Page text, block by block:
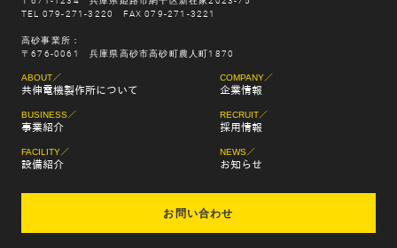
TEL 079-271-3220 FAX 079-271-3221
高砂事業所：
〒676-0061 兵庫県高砂市高砂町農人町1870
ABOUT／
共伸電機製作所について
COMPANY／
企業情報
BUSINESS／
事業紹介
RECRUIT／
採用情報
FACILITY／
設備紹介
NEWS／
お知らせ
お問い合わせ